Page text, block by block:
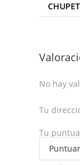
No hay
Tu
Tu